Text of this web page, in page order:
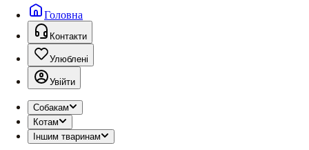
Головна
Контакти
Улюблені
Увійти
Собакам
Котам
Іншим тваринам